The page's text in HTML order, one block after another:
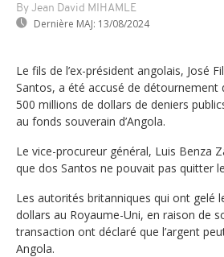
By Jean David MIHAMLE
Dernière MAJ: 13/08/2024
Le fils de l’ex-président angolais, José
Santos, a été accusé de détournement
500 millions de dollars de deniers
au fonds souverain d’Angola.
Le vice-procureur général, Luis Benza
que dos Santos ne pouvait pas quitter
Les autorités britanniques qui ont gelé
dollars au Royaume-Uni, en raison de
transaction ont déclaré que l’argent
Angola.